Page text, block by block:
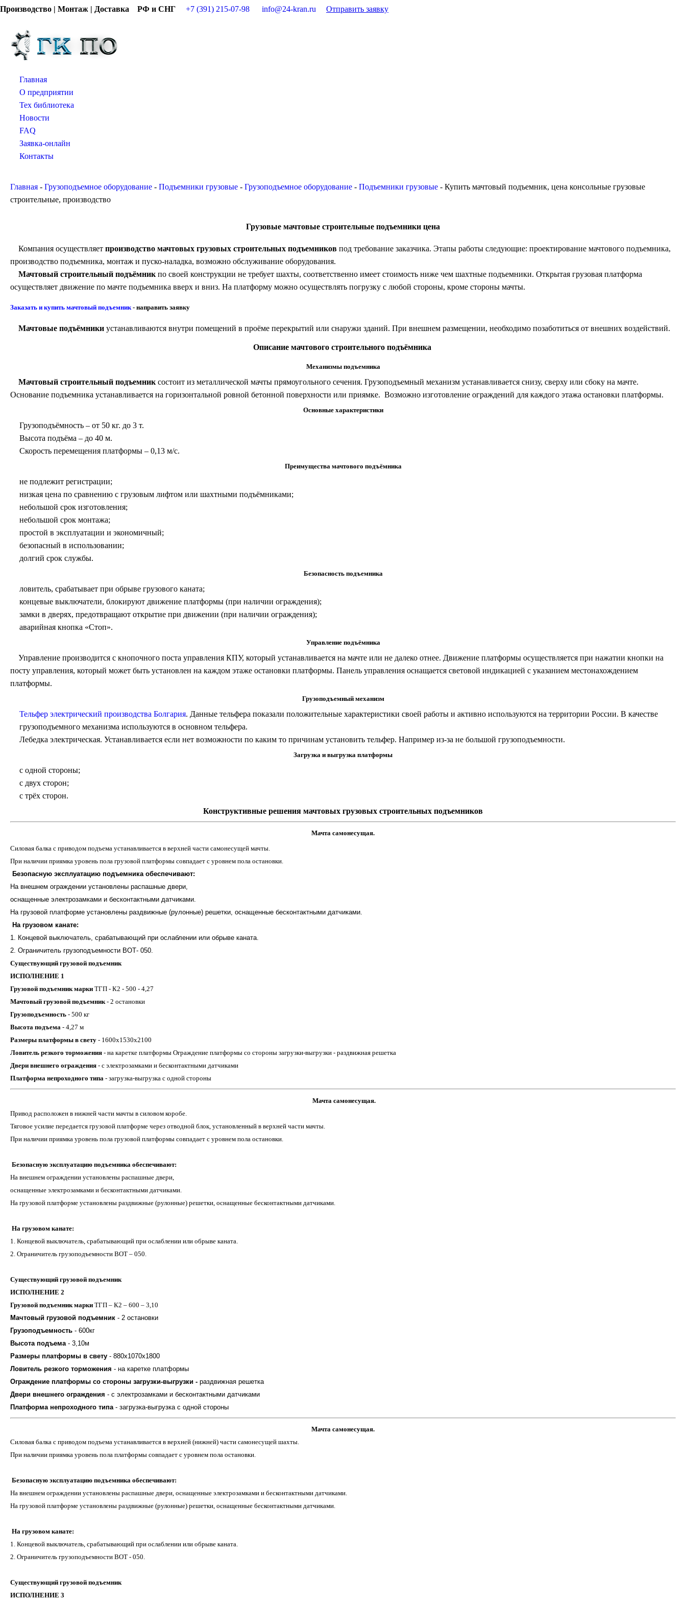
Производство | Монтаж | Доставка РФ и СНГ +7 (391) 215-07-98 info@24-kran.ru Отправить заявку
Главная
О предприятии
Тех библиотека
Новости
FAQ
Заявка-онлайн
Контакты
Главная - Грузоподъемное оборудование - Подъемники грузовые - Грузоподъемное оборудование - Подъемники грузовые - Купить мачтовый подъемник, цена консольные грузовые
строительные, производство
Грузовые мачтовые строительные подъемники цена
Компания осуществляет производство мачтовых грузовых строительных подъемников под требование заказчика. Этапы работы следующие: проектирование мачтового подъемника,
производство подъемника, монтаж и пуско-наладка, возможно обслуживание оборудования.
Мачтовый строительный подъёмник по своей конструкции не требует шахты, соответственно имеет стоимость ниже чем шахтные подъемники. Открытая грузовая платформа
осуществляет движение по мачте подъемника вверх и вниз. На платформу можно осуществлять погрузку с любой стороны, кроме стороны мачты.
Заказать и купить мачтовый подъемник- направить заявку
Мачтовые подъёмники устанавливаются внутри помещений в проёме перекрытий или снаружи зданий. При внешнем размещении, необходимо позаботиться от внешних воздействий.
Описание мачтового строительного подъёмника
Механизмы подъемника
Мачтовый строительный подъемник состоит из металлической мачты прямоугольного сечения. Грузоподъемный механизм устанавливается снизу, сверху или сбоку на мачте.
Основание подъемника устанавливается на горизонтальной ровной бетонной поверхности или приямке. Возможно изготовление ограждений для каждого этажа остановки платформы.
Основные характеристики
Грузоподъёмность – от 50 кг. до 3 т.
Высота подъёма – до 40 м.
Скорость перемещения платформы – 0,13 м/с.
Преимущества мачтового подъёмника
не подлежит регистрации;
низкая цена по сравнению с грузовым лифтом или шахтными подъёмниками;
небольшой срок изготовления;
небольшой срок монтажа;
простой в эксплуатации и экономичный;
безопасный в использовании;
долгий срок службы.
Безопасность подъемника
ловитель, срабатывает при обрыве грузового каната;
концевые выключатели, блокируют движение платформы (при наличии ограждения);
замки в дверях, предотвращают открытие при движении (при наличии ограждения);
аварийная кнопка «Стоп».
Управление подъёмника
Управление производится с кнопочного поста управления КПУ, который устанавливается на мачте или не далеко отнее. Движение платформы осуществляется при нажатии кнопки на
посту управления, который может быть установлен на каждом этаже остановки платформы. Панель управления оснащается световой индикацией с указанием местонахождением
платформы.
Грузоподъемный механизм
Тельфер электрический производства Болгария. Данные тельфера показали положительные характеристики своей работы и активно используются на территории России. В качестве
грузоподъемного механизма используются в основном тельфера.
Лебедка электрическая. Устанавливается если нет возможности по каким то причинам установить тельфер. Например из-за не большой грузоподъемности.
Загрузка и выгрузка платформы
с одной стороны;
с двух сторон;
с трёх сторон.
Конструктивные решения мачтовых грузовых строительных подъемников
Мачта самонесущая.
Силовая балка с приводом подъема устанавливается в верхней части самонесущей мачты.
При наличии приямка уровень пола грузовой платформы совпадает с уровнем пола остановки.
Безопасную эксплуатацию подъемника обеспечивают:
На внешнем ограждении установлены распашные двери,
оснащенные электрозамками и бесконтактными датчиками.
На грузовой платформе установлены раздвижные (рулонные) решетки, оснащенные бесконтактными датчиками.
На грузовом канате:
1. Концевой выключатель, срабатывающий при ослаблении или обрыве каната.
2. Ограничитель грузоподъемности ВОТ- 050.
Существующий грузовой подъемник
ИСПОЛНЕНИЕ 1
Грузовой подъемник марки ТГП - К2 - 500 - 4,27
Мачтовый грузовой подъемник - 2 остановки
Грузоподъемность - 500 кг
Высота подъема - 4,27 м
Размеры платформы в свету - 1600х1530х2100
Ловитель резкого торможения - на каретке платформы Ограждение платформы со стороны загрузки-выгрузки - раздвижная решетка
Двери внешнего ограждения - с электрозамками и бесконтактными датчиками
Платформа непроходного типа - загрузка-выгрузка с одной стороны
Мачта самонесущая.
Привод расположен в нижней части мачты в силовом коробе.
Тяговое усилие передается грузовой платформе через отводной блок, установленный в верхней части мачты.
При наличии приямка уровень пола грузовой платформы совпадает с уровнем пола остановки.
Безопасную эксплуатацию подъемника обеспечивают:
На внешнем ограждении установлены распашные двери,
оснащенные электрозамками и бесконтактными датчиками.
На грузовой платформе установлены раздвижные (рулонные) решетки, оснащенные бесконтактными датчиками.
На грузовом канате:
1. Концевой выключатель, срабатывающий при ослаблении или обрыве каната.
2. Ограничитель грузоподъемности ВОТ – 050.
Существующий грузовой подъемник
ИСПОЛНЕНИЕ 2
Грузовой подъемник марки ТГП – К2 – 600 – 3,10
Мачтовый грузовой подъемник - 2 остановки
Грузоподъемность - 600кг
Высота подъема - 3,10м
Размеры платформы в свету - 880х1070х1800
Ловитель резкого торможения - на каретке платформы
Ограждение платформы со стороны загрузки-выгрузки - раздвижная решетка
Двери внешнего ограждения - с электрозамками и бесконтактными датчиками
Платформа непроходного типа - загрузка-выгрузка с одной стороны
Мачта самонесущая.
Силовая балка с приводом подъема устанавливается в верхней (нижней) части самонесущей шахты.
При наличии приямка уровень пола платформы совпадает с уровнем пола остановки.
Безопасную эксплуатацию подъемника обеспечивают:
На внешнем ограждении установлены распашные двери, оснащенные электрозамками и бесконтактными датчиками.
На грузовой платформе установлены раздвижные (рулонные) решетки, оснащенные бесконтактными датчиками.
На грузовом канате:
1. Концевой выключатель, срабатывающий при ослаблении или обрыве каната.
2. Ограничитель грузоподъемности ВОТ - 050.
Существующий грузовой подъемник
ИСПОЛНЕНИЕ 3